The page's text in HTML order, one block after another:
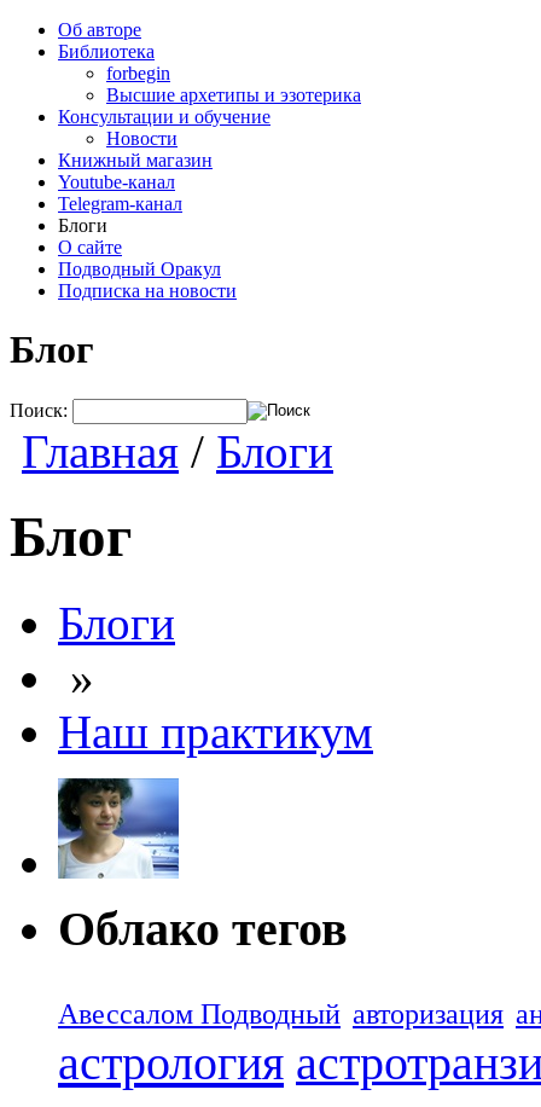
Об авторе
Библиотека
forbegin
Высшие архетипы и эзотерика
Консультации и обучение
Новости
Книжный магазин
Youtube-канал
Telegram-канал
Блоги
О сайте
Подводный Оракул
Подписка на новости
Блог
Поиск:
Главная / Блоги
Блог
Блоги
»
Наш практикум
Облако тегов
Авессалом Подводный авторизация
астрология